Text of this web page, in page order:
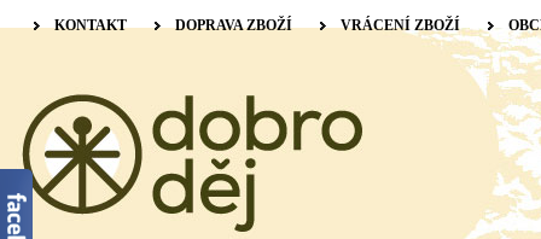
KONTAKT DOPRAVA ZBOŽÍ VRÁCENÍ ZBOŽÍ